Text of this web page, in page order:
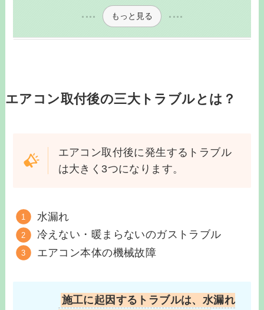
もっと見る
エアコン取付後の三大トラブルとは？
エアコン取付後に発生するトラブル
は大きく3つになります。
水漏れ
冷えない・暖まらないのガストラブル
エアコン本体の機械故障
施工に起因するトラブルは、水漏れ